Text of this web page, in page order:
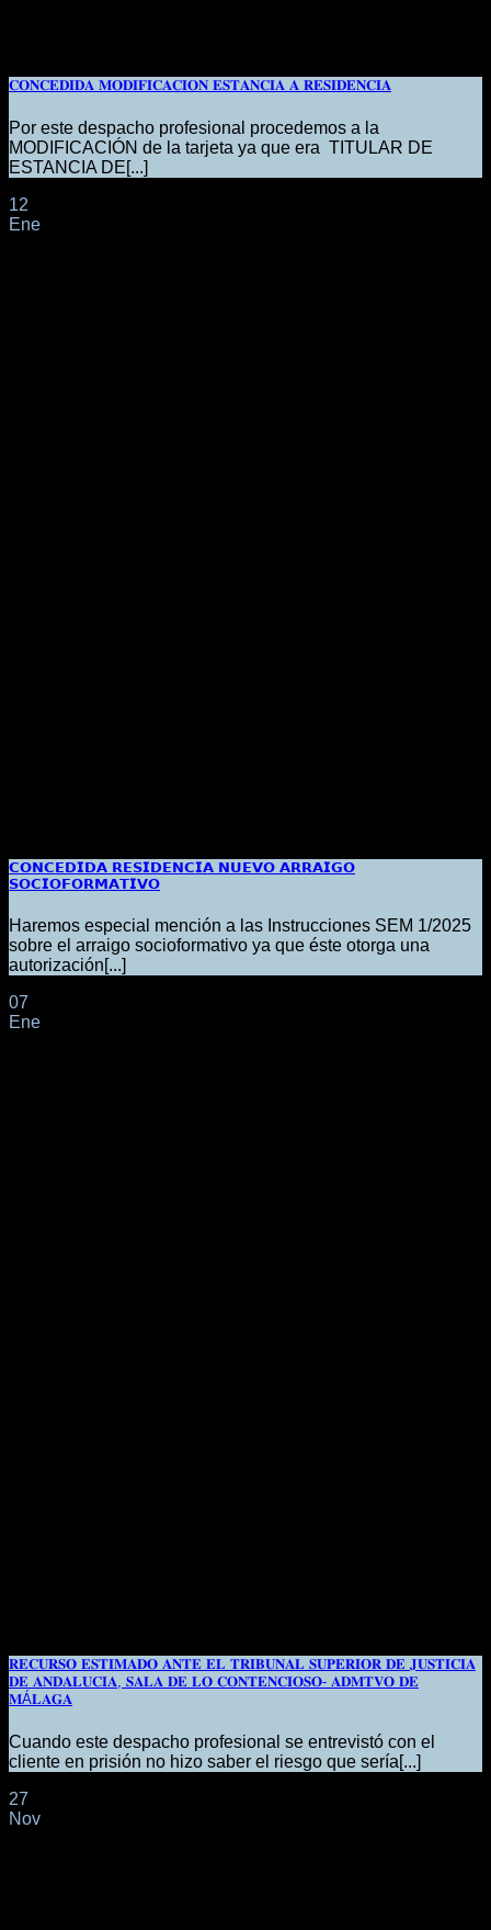
𝐂𝐎𝐍𝐂𝐄𝐃𝐈𝐃𝐀 𝐌𝐎𝐃𝐈𝐅𝐈𝐂𝐀𝐂𝐈𝐎𝐍 𝐄𝐒𝐓𝐀𝐍𝐂𝐈𝐀 𝐀 𝐑𝐄𝐒𝐈𝐃𝐄𝐍𝐂𝐈𝐀
Por este despacho profesional procedemos a la
MODIFICACIÓN de la tarjeta ya que era TITULAR DE
ESTANCIA DE[...]
12
Ene
𝗖𝗢𝗡𝗖𝗘𝗗𝗜𝗗𝗔 𝗥𝗘𝗦𝗜𝗗𝗘𝗡𝗖𝗜𝗔 𝗡𝗨𝗘𝗩𝗢 𝗔𝗥𝗥𝗔𝗜𝗚𝗢
𝗦𝗢𝗖𝗜𝗢𝗙𝗢𝗥𝗠𝗔𝗧𝗜𝗩𝗢
Haremos especial mención a las Instrucciones SEM 1/2025
sobre el arraigo socioformativo ya que éste otorga una
autorización[...]
07
Ene
𝐑𝐄𝐂𝐔𝐑𝐒𝐎 𝐄𝐒𝐓𝐈𝐌𝐀𝐃𝐎 𝐀𝐍𝐓𝐄 𝐄𝐋 𝐓𝐑𝐈𝐁𝐔𝐍𝐀𝐋 𝐒𝐔𝐏𝐄𝐑𝐈𝐎𝐑 𝐃𝐄 𝐉𝐔𝐒𝐓𝐈𝐂𝐈𝐀
𝐃𝐄 𝐀𝐍𝐃𝐀𝐋𝐔𝐂𝐈𝐀, 𝐒𝐀𝐋𝐀 𝐃𝐄 𝐋𝐎 𝐂𝐎𝐍𝐓𝐄𝐍𝐂𝐈𝐎𝐒𝐎- 𝐀𝐃𝐌𝐓𝐕𝐎 𝐃𝐄
𝐌Á𝐋𝐀𝐆𝐀
Cuando este despacho profesional se entrevistó con el
cliente en prisión no hizo saber el riesgo que sería[...]
27
Nov